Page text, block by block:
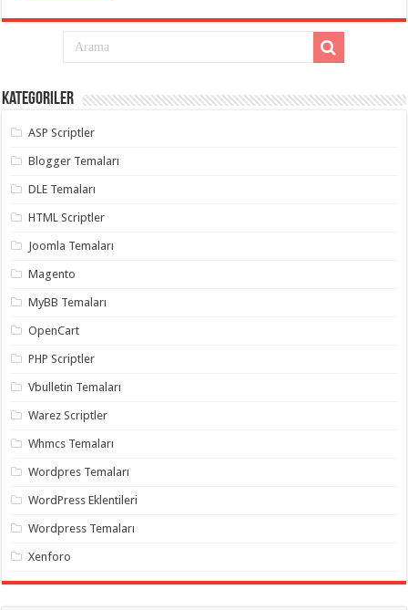
evden
taşımacılık,
gaziantep
taşıma,
evden
taşımacılık,
gaziantep
organizasyon
gaziantep
organizasyon,
gaziantep
organizasyon
gaziantep
gaziantep
gaziantep
gaziantep
twitter
hilesi ,
takipçi
instagram
hilesi ,
Kategoriler
ASP Scriptler
Blogger Temaları
DLE Temaları
HTML Scriptler
Joomla Temaları
Magento
MyBB Temaları
OpenCart
PHP Scriptler
Vbulletin Temaları
Warez Scriptler
Whmcs Temaları
Wordpres Temaları
WordPress Eklentileri
Wordpress Temaları
Xenforo